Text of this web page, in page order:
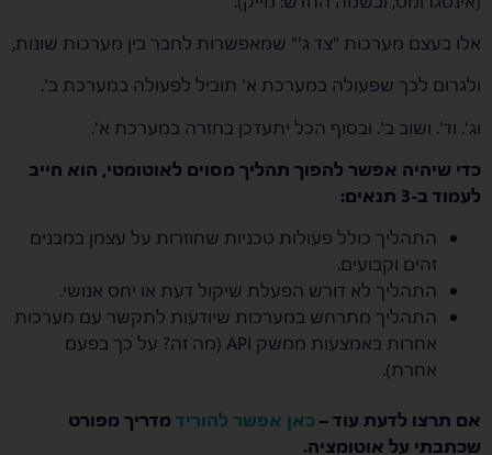
אלו בעצם מערכות "צד ג'" שמאפשרות לחבר בין מערכות שונות,
ולגרום לכך שפעולה במערכת א' תוביל לפעולה במערכת ב'.
וג'. וד'. ושוב ב'. ובסוף הכל יתעדכן בחזרה במערכת א'.
כדי שיהיה אפשר להפוך תהליך מסוים לאוטומטי, הוא חייב
לעמוד ב-3 תנאים:
התהליך כולל פעולות טכניות שחוזרות על עצמן במבנים
זהים וקבועים.
התהליך לא דורש הפעלת שיקול דעת או יחס אנושי.
התהליך מתרחש במערכות שיודעות לתקשר עם מערכות
אחרות באמצעות ממשק API (מה זה? על כך בפעם
אחרת).
אם תרצו לדעת עוד –כאן אפשר להוריד מדריך מפורט
שכתבתי על אוטומציה.